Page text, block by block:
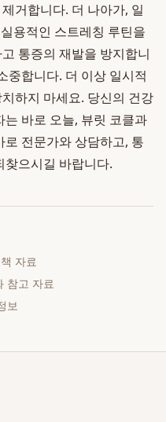
거합니다. 더 나아가, 일
용적인 스트레칭 루틴을
통증의 재발을 방지합니
중합니다. 더 이상 일시적
하지 마세요. 당신의 건강
바로 오늘, 뷰릿 코클과
전문가와 상담하고, 통
찾으시길 바랍니다.
자료
참고 자료
보